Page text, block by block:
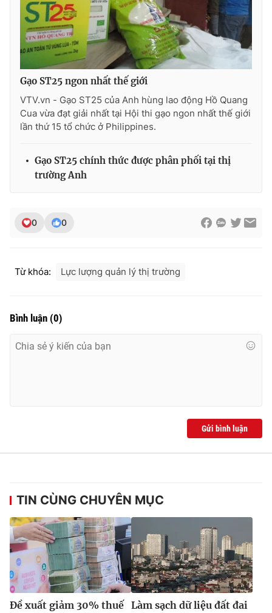
Ðiện thoại Thời báo VTV:024.66 897 897
Email:toasoan@vtv.vn
Liên hệ quảng cáo:024-7300.7108
thuận bằng văn bản. Ghi rõ nguồn VTV.vn khi phát hành lại
thông tin từ website này.
Gạo ST25 ngon nhất thế giới
VTV.vn - Gạo ST25 của Anh hùng lao động Hồ Quang
Cua vừa đạt giải nhất tại Hội thi gạo ngon nhất thế giới
lần thứ 15 tổ chức ở Philippines.
Gạo ST25 chính thức được phân phối tại thị
trường Anh
0 0
Từ khóa: Lực lượng quản lý thị trường
Bình luận (0)
Gửi bình luận
TIN CÙNG CHUYÊN MỤC
Đề xuất giảm 30% thuế Làm sạch dữ liệu đất đai